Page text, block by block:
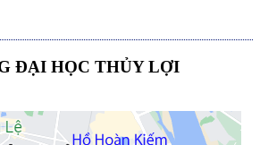
ĐẠI HỌC THỦY LỢI